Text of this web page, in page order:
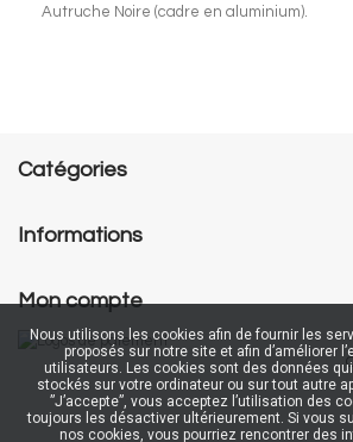
Autruche Noire (cadre en aluminium).
Catégories
Informations
Mon compte
Nous utilisons les cookies afin de fournir les
proposés sur notre site et afin d’améliorer
utilisateurs. Les cookies sont des données
stockés sur votre ordinateur ou sur tout autre
”J’accepte”, vous acceptez l’utilisation des
toujours les désactiver ultérieurement. Si vous
nos cookies, vous pourriez rencontrer des